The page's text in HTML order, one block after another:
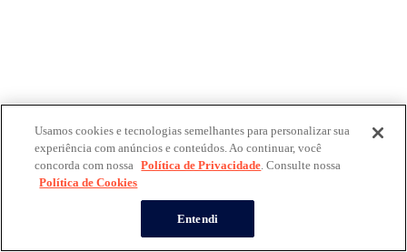
Usamos cookies e tecnologias semelhantes para personalizar sua
experiência com anúncios e conteúdos. Ao continuar, você
concorda com nossa Política de Privacidade. Consulte nossa
Política de Cookies
Entendi